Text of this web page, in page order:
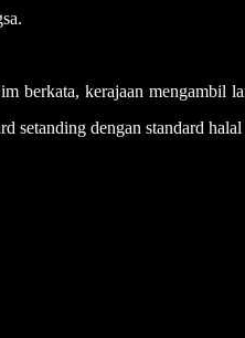
berkata, kerajaan mengambil
setanding dengan standard